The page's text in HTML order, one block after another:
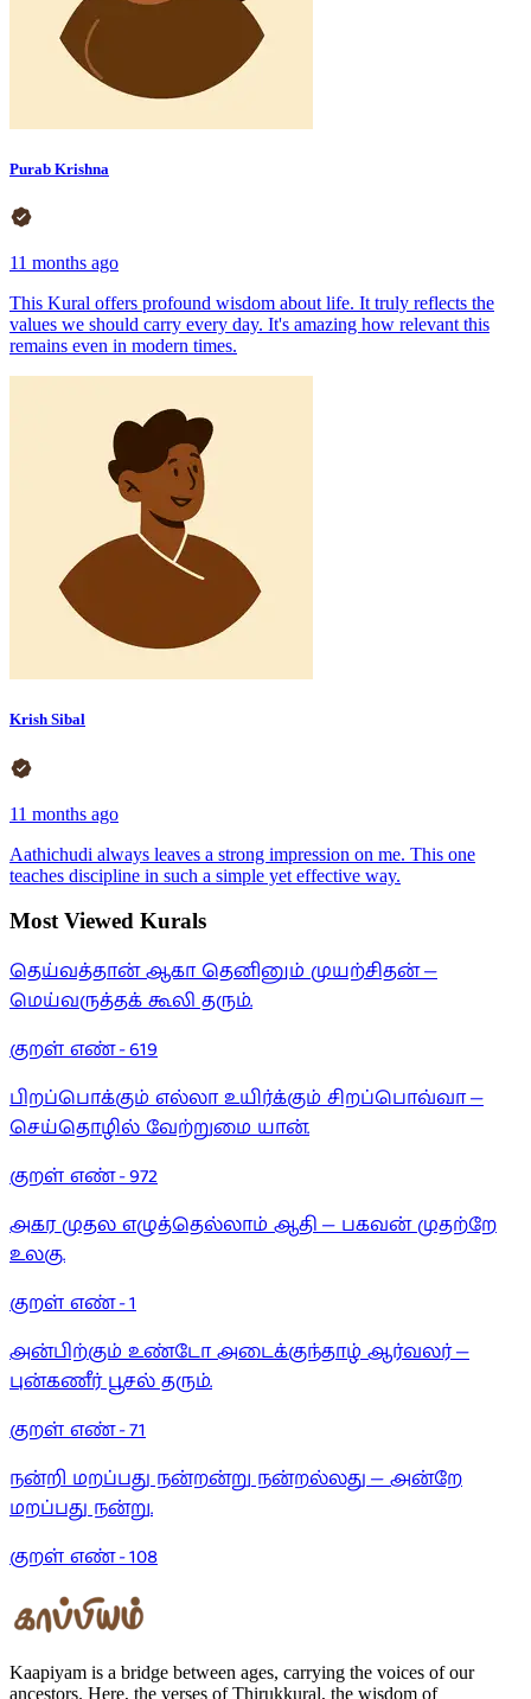
Purab Krishna
11 months ago
This Kural offers profound wisdom about life. It truly reflects the
values we should carry every day. It's amazing how relevant this
remains even in modern times.
Krish Sibal
11 months ago
Aathichudi always leaves a strong impression on me. This one
teaches discipline in such a simple yet effective way.
Most Viewed Kurals
தெய்வத்தான் ஆகா தெனினும் முயற்சிதன் —
மெய்வருத்தக் கூலி தரும்.
குறள் எண் -619
பிறப்பொக்கும் எல்லா உயிர்க்கும் சிறப்பொவ்வா —
செய்தொழில் வேற்றுமை யான்.
குறள் எண் -972
அகர முதல எழுத்தெல்லாம் ஆதி — பகவன் முதற்றே
உலகு.
குறள் எண் -1
அன்பிற்கும் உண்டோ அடைக்குந்தாழ் ஆர்வலர் —
புன்கணீர் பூசல் தரும்.
குறள் எண் -71
நன்றி மறப்பது நன்றன்று நன்றல்லது — அன்றே
மறப்பது நன்று.
குறள் எண் -108
Kaapiyam is a bridge between ages, carrying the voices of our
ancestors. Here, the verses of Thirukkural, the wisdom of